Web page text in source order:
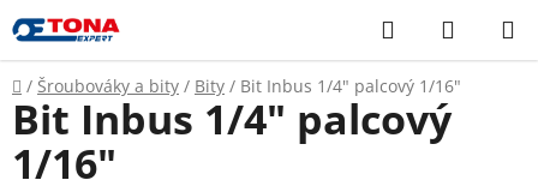
Přejít
na
obsah
Hledat
KOŠÍK
Domů
/ Šroubováky a bity / Bity / Bit Inbus 1/4" palcový 1/16"
Bit Inbus 1/4" palcový
1/16"